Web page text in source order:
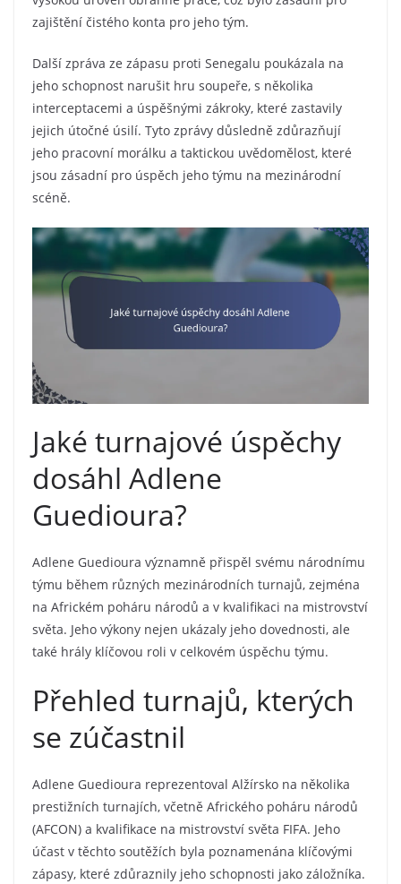
zajištění čistého konta pro jeho tým.
Další zpráva ze zápasu proti Senegalu poukázala na
jeho schopnost narušit hru soupeře, s několika
interceptacemi a úspěšnými zákroky, které zastavily
jejich útočné úsilí. Tyto zprávy důsledně zdůrazňují
jeho pracovní morálku a taktickou uvědomělost, které
jsou zásadní pro úspěch jeho týmu na mezinárodní
scéně.
Jaké turnajové úspěchy
dosáhl Adlene
Guedioura?
Adlene Guedioura významně přispěl svému národnímu
týmu během různých mezinárodních turnajů, zejména
na Africkém poháru národů a v kvalifikaci na mistrovství
světa. Jeho výkony nejen ukázaly jeho dovednosti, ale
také hrály klíčovou roli v celkovém úspěchu týmu.
Přehled turnajů, kterých
se zúčastnil
Adlene Guedioura reprezentoval Alžírsko na několika
prestižních turnajích, včetně Afrického poháru národů
(AFCON) a kvalifikace na mistrovství světa FIFA. Jeho
účast v těchto soutěžích byla poznamenána klíčovými
zápasy, které zdůraznily jeho schopnosti jako záložníka.